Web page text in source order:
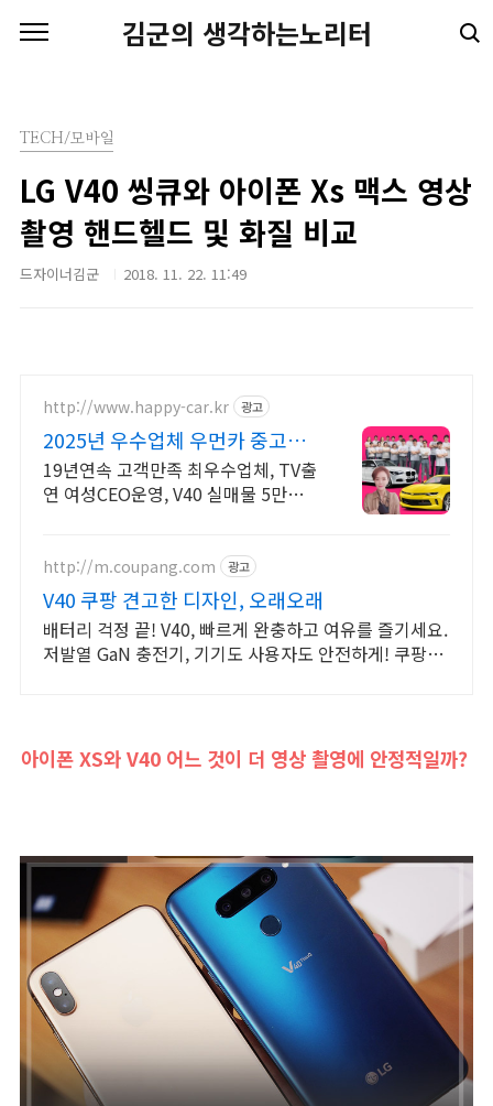
김군의 생각하는노리터
TECH/모바일
LG V40 씽큐와 아이폰 Xs 맥스 영상
촬영 핸드헬드 및 화질 비교
드자이너김군 2018. 11. 22. 11:49
http://www.happy-car.kr 광고
2025년 우수업체 우먼카 중고차
는 최우수모범업체에서!
19년연속 고객만족 최우수업체, TV출
연 여성CEO운영, V40 실매물 5만대
http://m.coupang.com 광고
V40 쿠팡 견고한 디자인, 오래오래
배터리 걱정 끝! V40, 빠르게 완충하고 여유를 즐기세요.
저발열 GaN 충전기, 기기도 사용자도 안전하게! 쿠팡에
아이폰 XS와 V40 어느 것이 더 영상 촬영에 안정적일까?